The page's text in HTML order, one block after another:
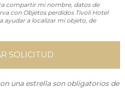
compartir mi nombre, datos de
con Objetos perdidos Tivoli Hotel
ayudar a localizar mi objeto, de
SOLICITUD
una estrella son obligatorios de